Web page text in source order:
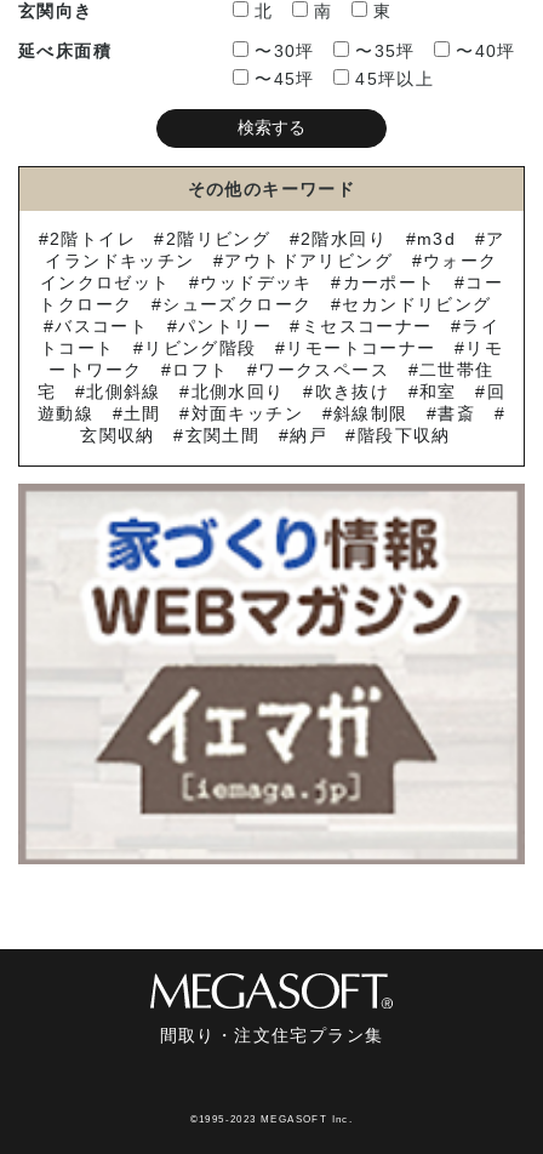
玄関向き 北 南 東
延べ床面積 〜30坪 〜35坪
〜40坪
〜45坪
45坪以上
その他のキーワード
2階トイレ 2階リビング 2階水回り m3d
ア
イランドキッチン
アウトドアリビング
ウォーク
インクロゼット
ウッドデッキ カーポート
コー
トクローク
シューズクローク
セカンドリビング
バスコート
パントリー ミセスコーナー
ライ
トコート
リビング階段 リモートコーナー
リモ
ートワーク
ロフト ワークスペース
二世帯住
宅
北側斜線 北側水回り 吹き抜け 和室
回
遊動線
土間 対面キッチン 斜線制限
書斎
玄関収納
玄関土間 納戸 階段下収納
間取り・注文住宅プラン集
©1995-2023 MEGASOFT Inc.